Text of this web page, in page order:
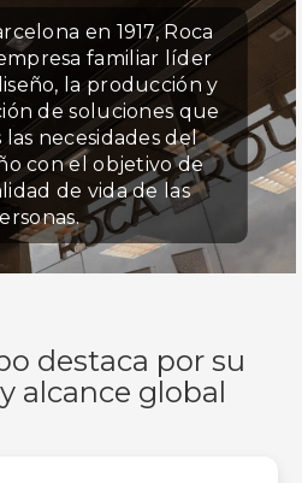
en 1917, Roca
familiar líder
la producción y
de soluciones que
necesidades del
con el objetivo de
de vida de las
destaca por su
alcance global